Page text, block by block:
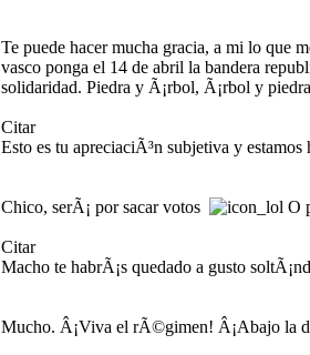
Te puede hacer mucha gracia, a mi lo que
vasco ponga el 14 de abril la bandera
solidaridad. Piedra y Ã¡rbol, Ã¡rbol y
Citar
Esto es tu apreciaciÃ³n subjetiva y
Chico, serÃ¡ por sacar votos O
Citar
Macho te habrÃ¡s quedado a gusto
Mucho. Â¡Viva el rÃ©gimen! Â¡Abajo la